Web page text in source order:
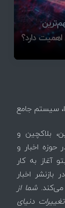
دارد؟سبز شد
قیمت تتر، بیت‌کوین و اتریوم امروز دوشنبه ۵ مرداد
همه‌چیز
رقابت پنهان دولت‌ها بر سر بیت‌کوین/ ۱۰ کشور برتر
فاز تازه شد
روی
سیستم جامع
بلاکچین و
در حوزه اخبار و
آغاز به کار
اخبار
می‌کند.شما از
دنیای